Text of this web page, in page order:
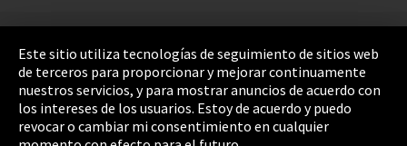
Pie de imprenta
Política de privacidad
Cookie Settings
Términos y Condiciones
Este sitio utiliza tecnologías de seguimiento de sitios web
de terceros para proporcionar y mejorar continuamente
nuestros servicios, y para mostrar anuncios de acuerdo con
los intereses de los usuarios. Estoy de acuerdo y puedo
revocar o cambiar mi consentimiento en cualquier